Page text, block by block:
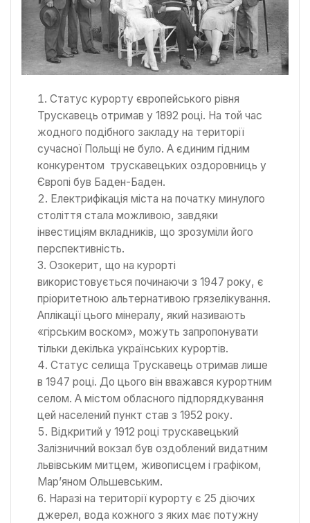
Статус курорту європейського рівня
Трускавець отримав у 1892 році. На той час
жодного подібного закладу на території
сучасної Польщі не було. А єдиним гідним
конкурентом трускавецьких оздоровниць у
Європі був Баден-Баден.
Електрифікація міста на початку минулого
століття стала можливою, завдяки
інвестиціям вкладників, що зрозуміли його
перспективність.
Озокерит, що на курорті
використовується починаючи з 1947 року, є
пріоритетною альтернативою грязелікування.
Аплікації цього мінералу, який називають
«гірським воском», можуть запропонувати
тільки декілька українських курортів.
Статус селища Трускавець отримав лише
в 1947 році. До цього він вважався курортним
селом. А містом обласного підпорядкування
цей населений пункт став з 1952 року.
Відкритий у 1912 році трускавецький
Залізничний вокзал був оздоблений видатним
львівським митцем, живописцем і графіком,
Мар’яном Ольшевським.
Наразі на території курорту є 25 діючих
джерел, вода кожного з яких має потужну